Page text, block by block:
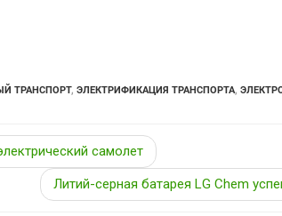
ТРАНСПОРТ, ЭЛЕКТРИФИКАЦИЯ ТРАНСПОРТА,
самолет
Литий-серная батарея LG Chem